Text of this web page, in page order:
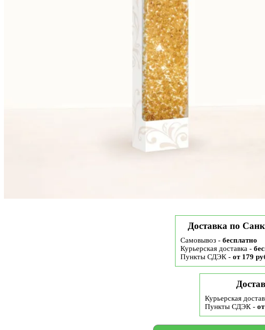
Доставка по
Самовывоз - бесплатно
Курьерская доставка -
Пункты СДЭК - от 179
Курьерская
Пункты СДЭК -